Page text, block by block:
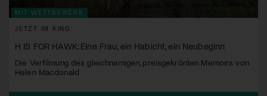
MIT WETTBEWERB
JETZT IM KINO
H IS FOR HAWK: Eine Frau, ein Habicht, ein Neubeginn
Die Verfilmung des gleichnamigen, preisgekrönten Memoirs von
Helen Macdonald